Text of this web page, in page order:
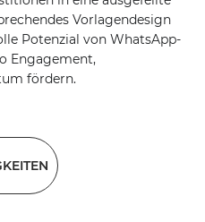
Vorlagendesign
Potenzial von WhatsApp-
Engagement,
fördern.